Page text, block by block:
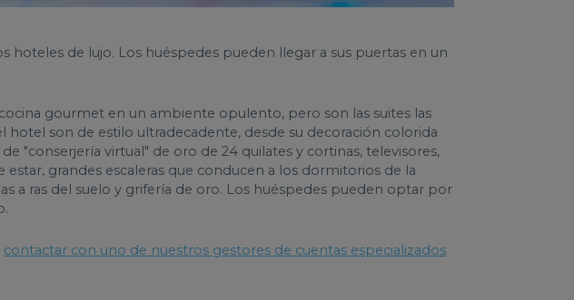
hoteles de lujo. Los huéspedes pueden llegar a sus puertas en un
gourmet en un ambiente opulento, pero son las suites las
son de estilo ultradecadente, desde su decoración colorida
"conserjería virtual" de oro de 24 quilates y cortinas, televisores,
grandes escaleras que conducen a los dormitorios de la
a ras del suelo y grifería de oro. Los huéspedes pueden optar por
contactar con uno de nuestros gestores de cuentas especializados